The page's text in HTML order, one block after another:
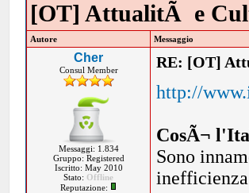
[OT] AttualitÃ e
Autore Messaggio
Cher
Consul Member
Messaggi: 1.834
Gruppo: Registered
Iscritto: May 2010
Stato: Offline
Reputazione:
RE: [OT]
http://
CosÃ¬
Sono